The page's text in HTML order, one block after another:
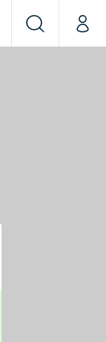
VyhledáváníMůj